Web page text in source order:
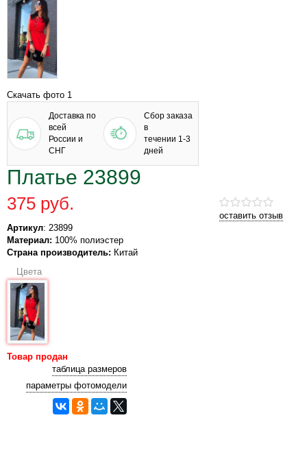
Скачать фото 1
Доставка по
всей
России и
СНГ
Сбор заказа
в
течении 1-3
дней
Платье 23899
оставить отзыв
375 руб.
Артикул: 23899
Материал: 100% полиэстер
Страна производитель: Китай
Цвета
Товар продан
таблица размеров
параметры фотомодели